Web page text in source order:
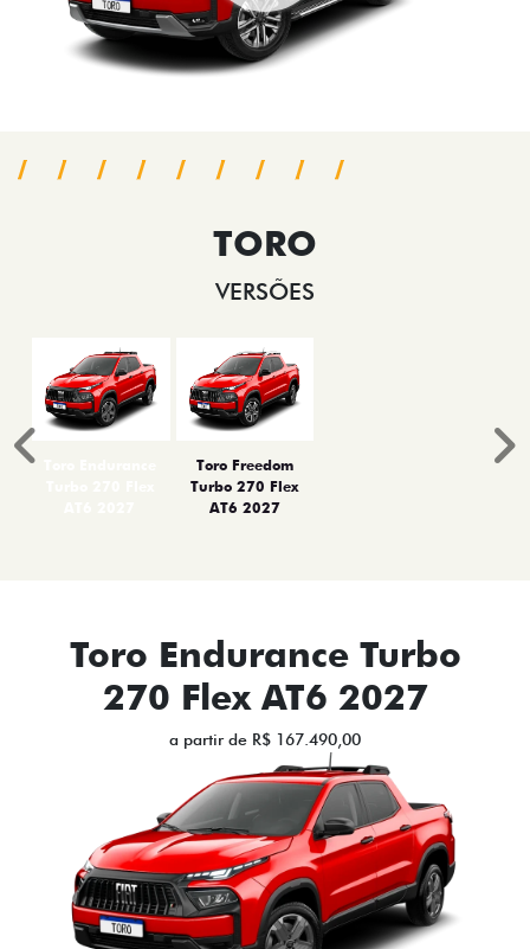
TORO
VERSÕES
Toro Freedom
Turbo 270 Flex
AT6 2027
Anterior
Toro Endurance Turbo
270 Flex AT6 2027
a partir de R$ 167.490,00